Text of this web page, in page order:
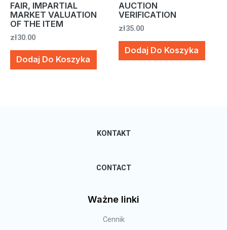
FAIR, IMPARTIAL
MARKET VALUATION
OF THE ITEM
zł30.00
Dodaj Do Koszyka
AUCTION
VERIFICATION
zł35.00
Dodaj Do Koszyka
KONTAKT
CONTACT
Ważne linki
Cennik